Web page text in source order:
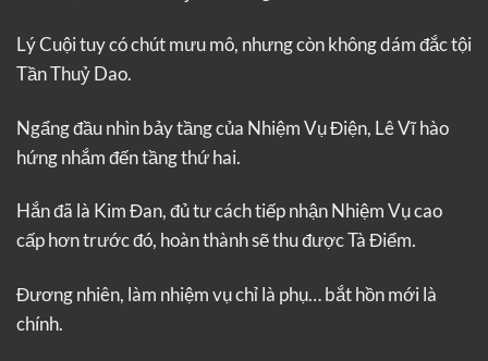
Lý Cuội tuy có chút mưu mô, nhưng còn không dám đắc tội
Tần Thuỷ Dao.
Ngẩng đầu nhìn bảy tầng của Nhiệm Vụ Điện, Lê Vĩ hào
hứng nhắm đến tầng thứ hai.
Hắn đã là Kim Đan, đủ tư cách tiếp nhận Nhiệm Vụ cao
cấp hơn trước đó, hoàn thành sẽ thu được Tà Điểm.
Đương nhiên, làm nhiệm vụ chỉ là phụ… bắt hồn mới là
chính.